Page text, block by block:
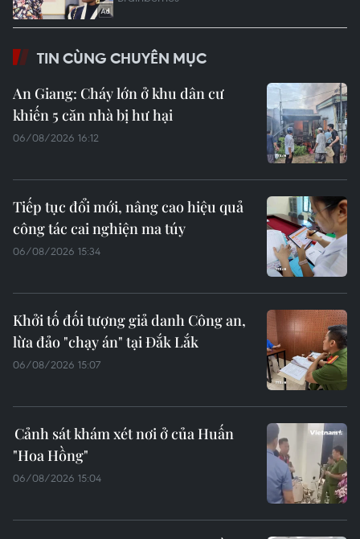
TIN CÙNG CHUYÊN MỤC
An Giang: Cháy lớn ở khu dân cư
khiến 5 căn nhà bị hư hại
06/08/2026 16:12
Tiếp tục đổi mới, nâng cao hiệu quả
công tác cai nghiện ma túy
06/08/2026 15:34
Khởi tố đối tượng giả danh Công an,
lừa đảo "chạy án" tại Đắk Lắk
06/08/2026 15:07
Cảnh sát khám xét nơi ở của Huấn
"Hoa Hồng"
06/08/2026 15:04